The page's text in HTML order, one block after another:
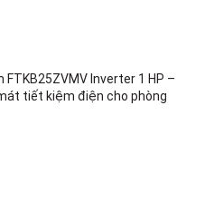
FTKB25ZVMV Inverter 1 HP –
tiết kiệm điện cho phòng